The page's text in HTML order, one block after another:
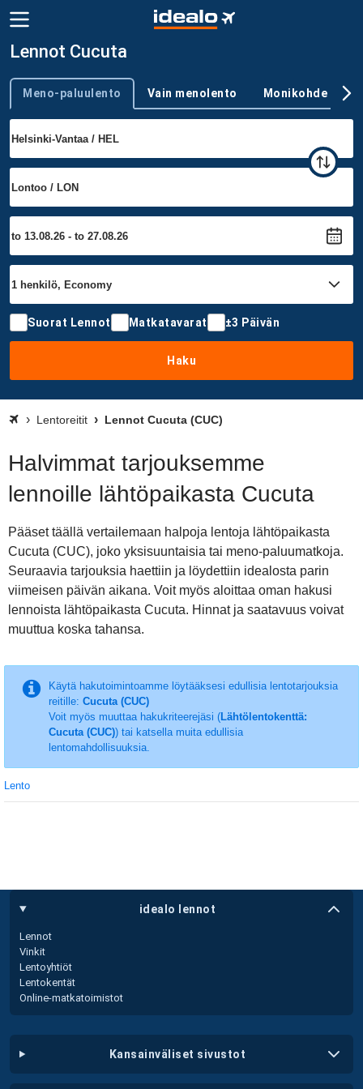
Lennot Cucuta
Trip type
Meno-paluulento Vain menolento Monikohde
Suorat Lennot Matkatavarat ±3 Päivän
Haku
Lentoreitit Lennot Cucuta (CUC)
Halvimmat tarjouksemme
lennoille lähtöpaikasta Cucuta
Pääset täällä vertailemaan halpoja lentoja lähtöpaikasta
Cucuta (CUC), joko yksisuuntaisia tai meno-paluumatkoja.
Seuraavia tarjouksia haettiin ja löydettiin idealosta parin
viimeisen päivän aikana. Voit myös aloittaa oman hakusi
lennoista lähtöpaikasta Cucuta. Hinnat ja saatavuus voivat
muuttua koska tahansa.
Käytä hakutoimintoamme löytääksesi edullisia lentotarjouksia
reitille: Cucuta (CUC)
Voit myös muuttaa hakukriteerejäsi (Lähtölentokenttä:
Cucuta (CUC)) tai katsella muita edullisia
lentomahdollisuuksia.
Lento
idealo lennot
Lennot
Vinkit
Lentoyhtiöt
Lentokentät
Online-matkatoimistot
kansainväliset sivustot